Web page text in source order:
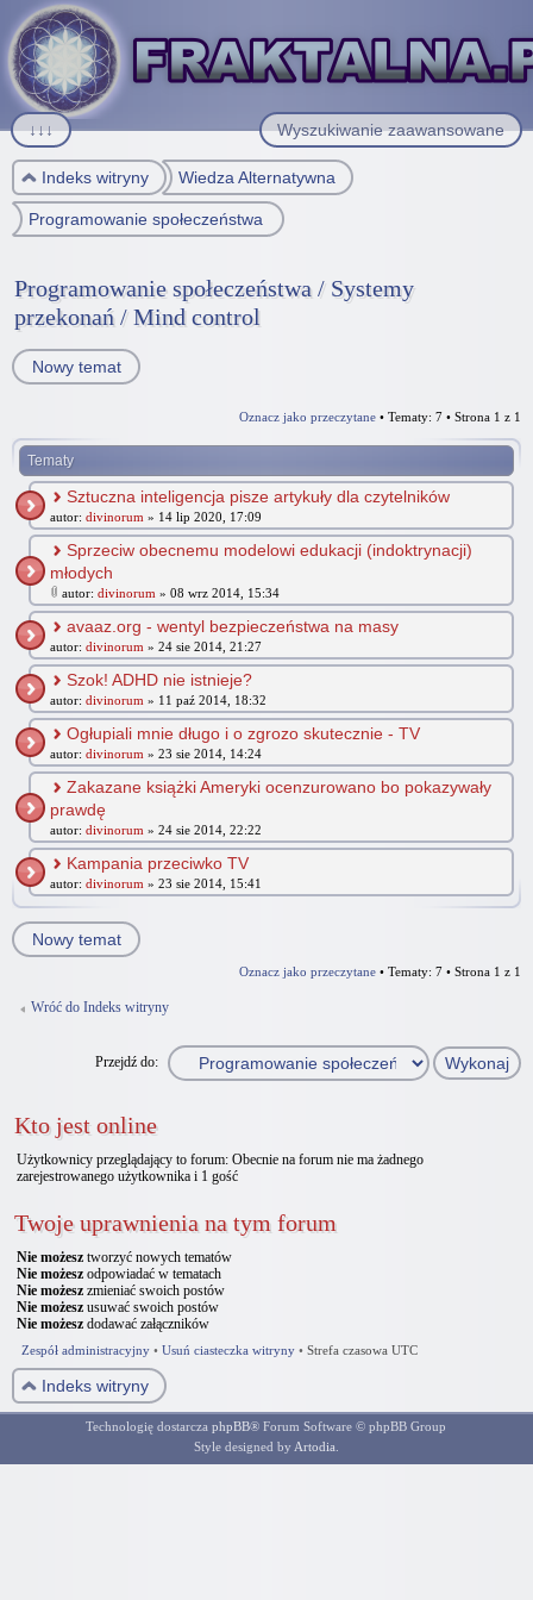
Wyszukiwanie zaawansowane
↓↓↓
Indeks witryny Wiedza Alternatywna
Programowanie społeczeństwa / Systemy przekonań / Mind control
Programowanie społeczeństwa / Systemy
przekonań / Mind control
Nowy temat
Oznacz jako przeczytane • Tematy: 7 • Strona 1 z 1
Tematy
Sztuczna inteligencja pisze artykuły dla czytelników
autor: divinorum » 14 lip 2020, 17:09
Sprzeciw obecnemu modelowi edukacji (indoktrynacji)
młodych
autor: divinorum » 08 wrz 2014, 15:34
avaaz.org - wentyl bezpieczeństwa na masy
autor: divinorum » 24 sie 2014, 21:27
Szok! ADHD nie istnieje?
autor: divinorum » 11 paź 2014, 18:32
Ogłupiali mnie długo i o zgrozo skutecznie - TV
autor: divinorum » 23 sie 2014, 14:24
Zakazane książki Ameryki ocenzurowano bo pokazywały
prawdę
autor: divinorum » 24 sie 2014, 22:22
Kampania przeciwko TV
autor: divinorum » 23 sie 2014, 15:41
Nowy temat
Oznacz jako przeczytane • Tematy: 7 • Strona 1 z 1
Wróć do Indeks witryny
Przejdź do:
Kto jest online
Użytkownicy przeglądający to forum: Obecnie na forum nie ma żadnego
zarejestrowanego użytkownika i 1 gość
Twoje uprawnienia na tym forum
Nie możesz tworzyć nowych tematów
Nie możesz odpowiadać w tematach
Nie możesz zmieniać swoich postów
Nie możesz usuwać swoich postów
Nie możesz dodawać załączników
Zespół administracyjny • Usuń ciasteczka witryny • Strefa czasowa UTC
Indeks witryny
Technologię dostarczaphpBB® Forum Software © phpBB Group
Style designed by Artodia